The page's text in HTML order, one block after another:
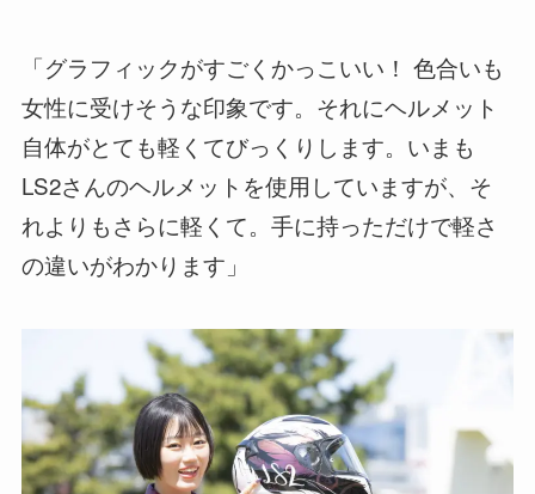
「グラフィックがすごくかっこいい！ 色合いも
女性に受けそうな印象です。それにヘルメット
自体がとても軽くてびっくりします。いまも
LS2さんのヘルメットを使用していますが、そ
れよりもさらに軽くて。手に持っただけで軽さ
の違いがわかります」